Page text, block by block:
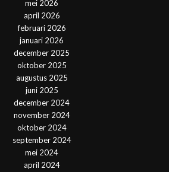
mei 2026
april 2026
februari 2026
januari 2026
december 2025
oktober 2025
augustus 2025
juni 2025
december 2024
november 2024
oktober 2024
september 2024
mei 2024
april 2024